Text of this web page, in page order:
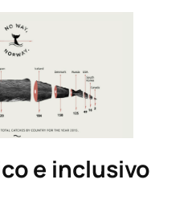
e inclusivo